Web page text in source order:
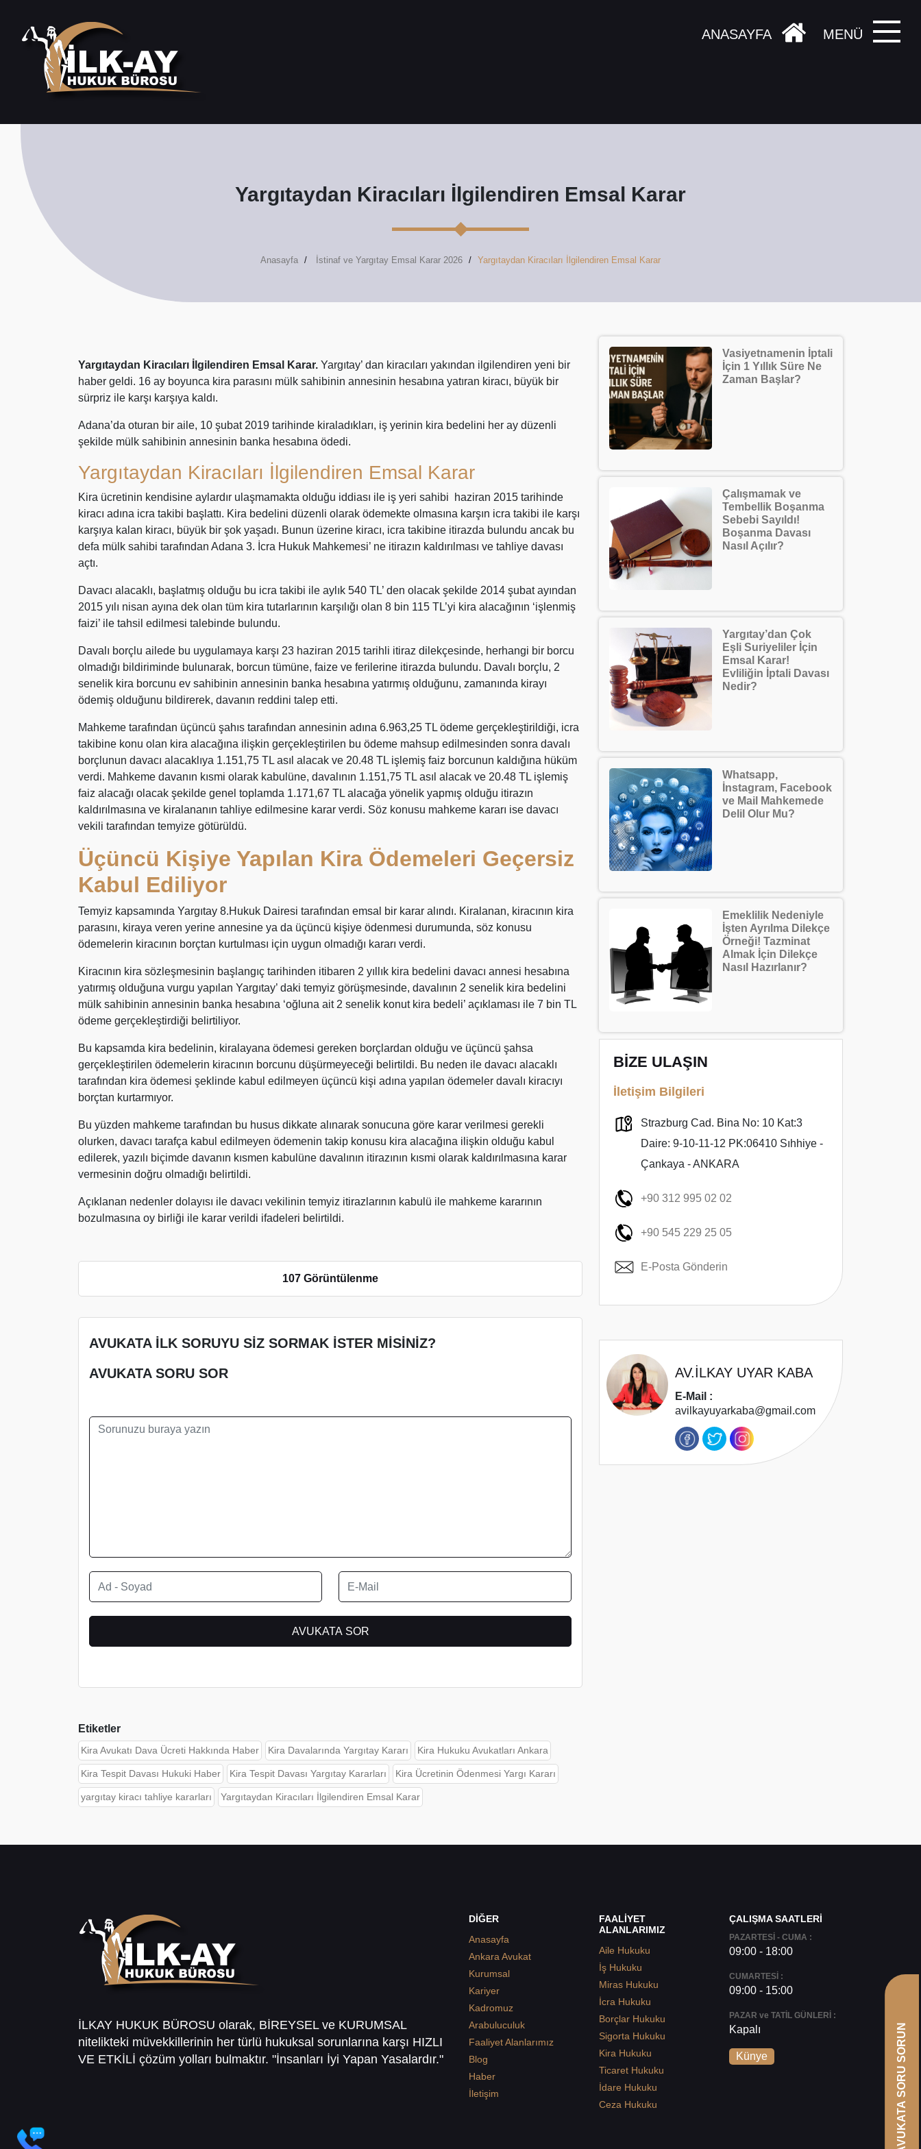
MENÜ
ANASAYFA
Yargıtaydan Kiracıları İlgilendiren Emsal Karar
Anasayfa İstinaf ve Yargıtay Emsal Karar 2026 Yargıtaydan Kiracıları İlgilendiren Emsal Karar
Yargıtaydan Kiracıları İlgilendiren Emsal Karar. Yargıtay’ dan kiracıları yakından ilgilendiren yeni bir
haber geldi. 16 ay boyunca kira parasını mülk sahibinin annesinin hesabına yatıran kiracı, büyük bir
sürpriz ile karşı karşıya kaldı.
Adana’da oturan bir aile, 10 şubat 2019 tarihinde kiraladıkları, iş yerinin kira bedelini her ay düzenli
şekilde mülk sahibinin annesinin banka hesabına ödedi.
Yargıtaydan Kiracıları İlgilendiren Emsal Karar
Kira ücretinin kendisine aylardır ulaşmamakta olduğu iddiası ile iş yeri sahibi haziran 2015 tarihinde
kiracı adına icra takibi başlattı. Kira bedelini düzenli olarak ödemekte olmasına karşın icra takibi ile karşı
karşıya kalan kiracı, büyük bir şok yaşadı. Bunun üzerine kiracı, icra takibine itirazda bulundu ancak bu
defa mülk sahibi tarafından Adana 3. İcra Hukuk Mahkemesi’ ne itirazın kaldırılması ve tahliye davası
açtı.
Davacı alacaklı, başlatmış olduğu bu icra takibi ile aylık 540 TL’ den olacak şekilde 2014 şubat ayından
2015 yılı nisan ayına dek olan tüm kira tutarlarının karşılığı olan 8 bin 115 TL’yi kira alacağının ‘işlenmiş
faizi’ ile tahsil edilmesi talebinde bulundu.
Davalı borçlu ailede bu uygulamaya karşı 23 haziran 2015 tarihli itiraz dilekçesinde, herhangi bir borcu
olmadığı bildiriminde bulunarak, borcun tümüne, faize ve ferilerine itirazda bulundu. Davalı borçlu, 2
senelik kira borcunu ev sahibinin annesinin banka hesabına yatırmış olduğunu, zamanında kirayı
ödemiş olduğunu bildirerek, davanın reddini talep etti.
Mahkeme tarafından üçüncü şahıs tarafından annesinin adına 6.963,25 TL ödeme gerçekleştirildiği, icra
takibine konu olan kira alacağına ilişkin gerçekleştirilen bu ödeme mahsup edilmesinden sonra davalı
borçlunun davacı alacaklıya 1.151,75 TL asıl alacak ve 20.48 TL işlemiş faiz borcunun kaldığına hüküm
verdi. Mahkeme davanın kısmi olarak kabulüne, davalının 1.151,75 TL asıl alacak ve 20.48 TL işlemiş
faiz alacağı olacak şekilde genel toplamda 1.171,67 TL alacağa yönelik yapmış olduğu itirazın
kaldırılmasına ve kiralananın tahliye edilmesine karar verdi. Söz konusu mahkeme kararı ise davacı
vekili tarafından temyize götürüldü.
Üçüncü Kişiye Yapılan Kira Ödemeleri Geçersiz
Kabul Ediliyor
Temyiz kapsamında Yargıtay 8.Hukuk Dairesi tarafından emsal bir karar alındı. Kiralanan, kiracının kira
parasını, kiraya veren yerine annesine ya da üçüncü kişiye ödenmesi durumunda, söz konusu
ödemelerin kiracının borçtan kurtulması için uygun olmadığı kararı verdi.
Kiracının kira sözleşmesinin başlangıç tarihinden itibaren 2 yıllık kira bedelini davacı annesi hesabına
yatırmış olduğuna vurgu yapılan Yargıtay’ daki temyiz görüşmesinde, davalının 2 senelik kira bedelini
mülk sahibinin annesinin banka hesabına ‘oğluna ait 2 senelik konut kira bedeli’ açıklaması ile 7 bin TL
ödeme gerçekleştirdiği belirtiliyor.
Bu kapsamda kira bedelinin, kiralayana ödemesi gereken borçlardan olduğu ve üçüncü şahsa
gerçekleştirilen ödemelerin kiracının borcunu düşürmeyeceği belirtildi. Bu neden ile davacı alacaklı
tarafından kira ödemesi şeklinde kabul edilmeyen üçüncü kişi adına yapılan ödemeler davalı kiracıyı
borçtan kurtarmıyor.
Bu yüzden mahkeme tarafından bu husus dikkate alınarak sonucuna göre karar verilmesi gerekli
olurken, davacı tarafça kabul edilmeyen ödemenin takip konusu kira alacağına ilişkin olduğu kabul
edilerek, yazılı biçimde davanın kısmen kabulüne davalının itirazının kısmi olarak kaldırılmasına karar
vermesinin doğru olmadığı belirtildi.
Açıklanan nedenler dolayısı ile davacı vekilinin temyiz itirazlarının kabulü ile mahkeme kararının
bozulmasına oy birliği ile karar verildi ifadeleri belirtildi.
107 Görüntülenme
AVUKATA İLK SORUYU SİZ SORMAK İSTER MİSİNİZ?
AVUKATA SORU SOR
Etiketler
Kira Avukatı Dava Ücreti Hakkında Haber Kira Davalarında Yargıtay Kararı Kira Hukuku Avukatları Ankara
Kira Tespit Davası Hukuki Haber Kira Tespit Davası Yargıtay Kararları Kira Ücretinin Ödenmesi Yargı Kararı
yargıtay kiracı tahliye kararları Yargıtaydan Kiracıları İlgilendiren Emsal Karar
Vasiyetnamenin İptali
İçin 1 Yıllık Süre Ne
Zaman Başlar?
Çalışmamak ve
Tembellik Boşanma
Sebebi Sayıldı!
Boşanma Davası
Nasıl Açılır?
Yargıtay’dan Çok
Eşli Suriyeliler İçin
Emsal Karar!
Evliliğin İptali Davası
Nedir?
Whatsapp,
İnstagram, Facebook
ve Mail Mahkemede
Delil Olur Mu?
Emeklilik Nedeniyle
İşten Ayrılma Dilekçe
Örneği! Tazminat
Almak İçin Dilekçe
Nasıl Hazırlanır?
BİZE ULAŞIN
İletişim Bilgileri
Strazburg Cad. Bina No: 10 Kat:3
Daire: 9-10-11-12 PK:06410 Sıhhiye -
Çankaya - ANKARA
+90 312 995 02 02
+90 545 229 25 05
E-Posta Gönderin
AV.İLKAY UYAR KABA
E-Mail :
avilkayuyarkaba@gmail.com
İLKAY HUKUK BÜROSU olarak, BİREYSEL ve KURUMSAL
nitelikteki müvekkillerinin her türlü hukuksal sorunlarına karşı HIZLI
VE ETKİLİ çözüm yolları bulmaktır. "İnsanları İyi Yapan Yasalardır."
DİĞER
Anasayfa
Ankara Avukat
Kurumsal
Kariyer
Kadromuz
Arabuluculuk
Faaliyet Alanlarımız
Blog
Haber
İletişim
FAALİYET
ALANLARIMIZ
Aile Hukuku
İş Hukuku
Miras Hukuku
İcra Hukuku
Borçlar Hukuku
Sigorta Hukuku
Kira Hukuku
Ticaret Hukuku
İdare Hukuku
Ceza Hukuku
ÇALIŞMA SAATLERİ
PAZARTESİ - CUMA :
09:00 - 18:00
CUMARTESİ :
09:00 - 15:00
PAZAR ve TATİL GÜNLERİ :
Kapalı
Künye AVUKATA SORU SORUN